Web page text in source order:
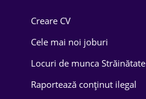
Drept
Educație / Training
Creare CV
Cele mai noi joburi
Locuri de munca Străinătate
Raportează conținut ilegal